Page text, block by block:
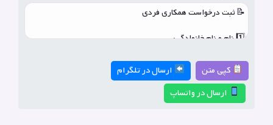
کپی متن
ارسال در تلگرام
ارسال در واتساپ